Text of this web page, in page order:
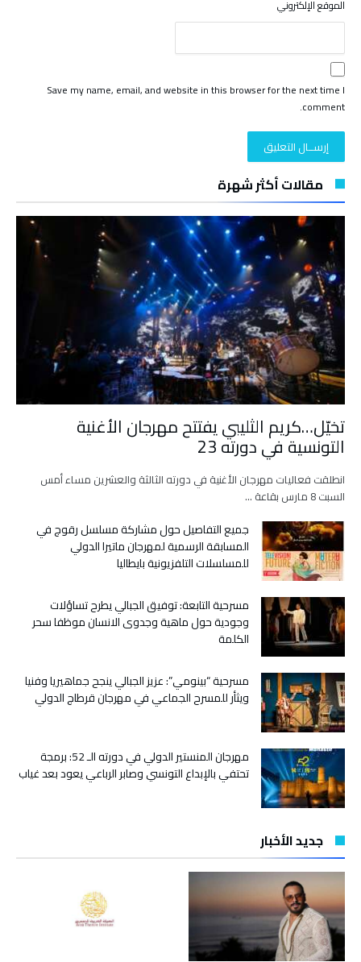
الموقع الإلكتروني
Save my name, email, and website in this browser for the next time I
comment.
مقالات أكثر شهرة
تخيّل…كريم الثليبي يفتتح مهرجان الأغنية
التونسية في دورته 23
انطلقت فعاليات مهرجان الأغنية في دورته الثالثة والعشرين مساء أمس
السبت 8 مارس بقاعة …
جميع التفاصيل حول مشاركة مسلسل رقوج في
المسابقة الرسمية لمهرجان ماتيرا الدولي
للمسلسلات التلفزيونية بايطاليا
مسرحية التابعة: توفيق الجبالي يطرح تساؤلات
وجودية حول ماهية وجدوى الانسان موظفا سحر
الكلمة
مسرحية “بينومي”: عزيز الجبالي ينجح جماهيريا وفنيا
ويثأر للمسرح الجماعي في مهرجان قرطاج الدولي
مهرجان المنستير الدولي في دورته الـ 52: برمجة
تحتفي بالإبداع التونسي وصابر الرباعي يعود بعد غياب
جديد الأخبار